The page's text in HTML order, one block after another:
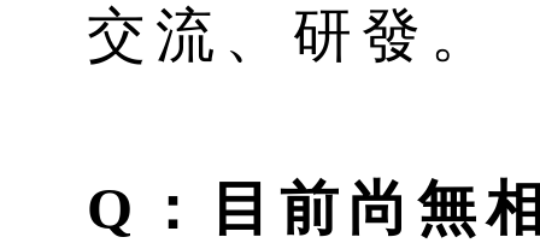
交流、研發。
Q：目前尚無